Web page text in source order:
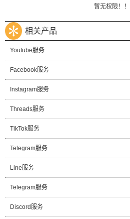
暂无权限！！
相关产品
Youtube服务
Facebook服务
Instagram服务
Threads服务
TikTok服务
Telegram服务
Line服务
Telegram服务
Discord服务